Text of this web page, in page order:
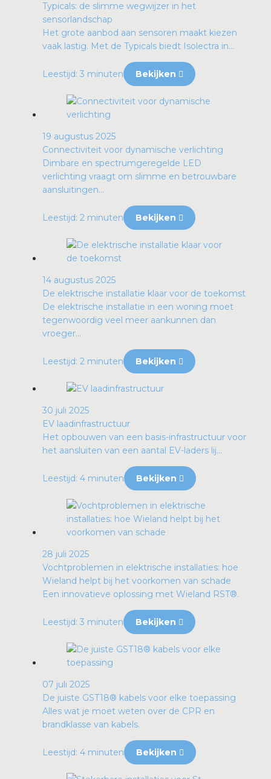
Typicals: de slimme wegwijzer in het
sensorlandschap
Het grote aanbod aan sensoren maakt kiezen
vaak lastig. Met de Typicals biedt Isolectra in...
Leestijd: 3 minuten Bekijken
19 augustus 2025
Connectiviteit voor dynamische verlichting
Dimbare en spectrumgeregelde LED
verlichting vraagt om slimme en betrouwbare
aansluitingen...
Leestijd: 2 minuten Bekijken
14 augustus 2025
De elektrische installatie klaar voor de toekomst
De elektrische installatie in een woning moet
tegenwoordig veel meer aankunnen dan
vroeger...
Leestijd: 2 minuten Bekijken
30 juli 2025
EV laadinfrastructuur
Het opbouwen van een basis-infrastructuur voor
het aansluiten van een aantal EV-laders lij...
Leestijd: 4 minuten Bekijken
28 juli 2025
Vochtproblemen in elektrische installaties: hoe
Wieland helpt bij het voorkomen van schade
Een innovatieve oplossing met Wieland RST®.
Leestijd: 3 minuten Bekijken
07 juli 2025
De juiste GST18® kabels voor elke toepassing
Alles wat je moet weten over de CPR en
brandklasse van kabels.
Leestijd: 4 minuten Bekijken